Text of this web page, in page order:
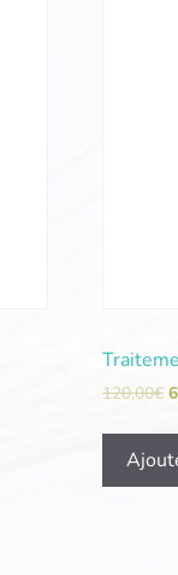
120,00€